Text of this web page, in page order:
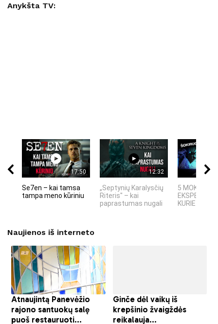
Anykšta TV:
17:50
Se7en – kai tamsa
tampa meno kūriniu
12:32
„Septynių Karalysčių
Riteris" – kai
paprastumas nugali
5 MOKSLINIAI
KURIE
Naujienos iš interneto